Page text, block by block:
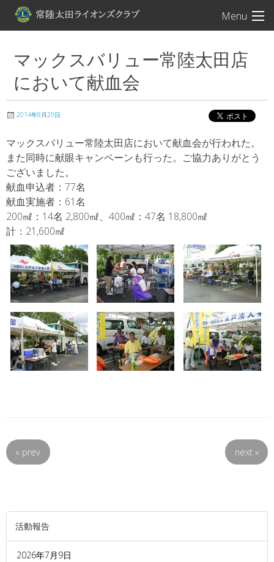
Menu
常陸太田ライオン
マックスバリュー常陸太田店
において献血会
2014年8月29日
マックスバリュー常陸太田店において献血会が行われた。
また同時に献眼キャンペーンも行った。ご協力ありがとう
ございました。
献血申込者：77名
献血実施者：61名
200㎖：14名 2,800㎖、400㎖：47名 18,800㎖
計：21,600㎖
« prev next »
活動報告
2026年7月9日